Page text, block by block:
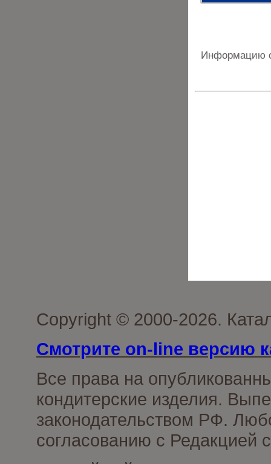
Информацию
Copyright © 2000-2026.
Смотрите on-line версию
Все права на
кондитерские изделия.
законодательством РФ.
согласованию с Редакцией